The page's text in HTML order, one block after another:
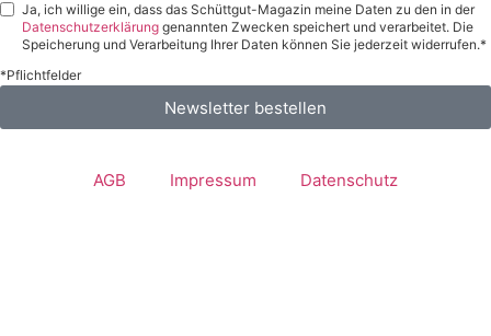
Ja, ich willige ein, dass das Schüttgut-Magazin meine Daten zu den in der
Datenschutzerklärung genannten Zwecken speichert und verarbeitet. Die
Speicherung und Verarbeitung Ihrer Daten können Sie jederzeit widerrufen.*
*Pflichtfelder
Newsletter bestellen
AGB Impressum Datenschutz